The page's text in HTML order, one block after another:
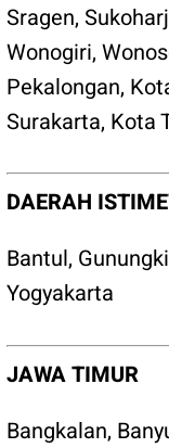
Sragen,
Wonogiri,
Pekalongan,
Surakarta, Kota
DAERAH
Bantul,
Yogyakarta
JAWA TIMUR
Bangkalan,